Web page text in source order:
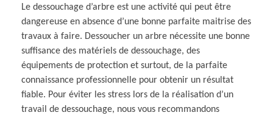
Le dessouchage d’arbre est une activité qui peut être
dangereuse en absence d’une bonne parfaite maitrise des
travaux à faire. Dessoucher un arbre nécessite une bonne
suffisance des matériels de dessouchage, des
équipements de protection et surtout, de la parfaite
connaissance professionnelle pour obtenir un résultat
fiable. Pour éviter les stress lors de la réalisation d’un
travail de dessouchage, nous vous recommandons